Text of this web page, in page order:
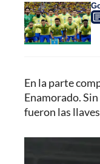
En la parte
Enamorado.
fueron las